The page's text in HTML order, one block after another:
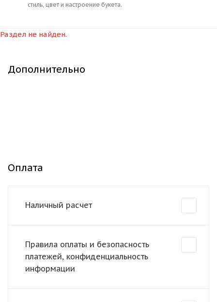
стиль, цвет и настроение букета.
Раздел не найден.
Дополнительно
Оплата
Наличный расчет
Правила оплаты и безопасность
платежей, конфиденциальность
информации